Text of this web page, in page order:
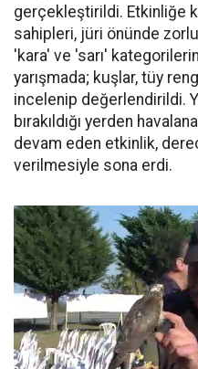
gerçekleştirildi. Etkinliğe
sahipleri, jüri önünde zorlu
'kara' ve 'sarı'
yarışmada; kuşlar, tüy
incelenip değerlendirildi.
bırakıldığı yerden
devam eden etkinlik,
verilmesiyle sona erdi.